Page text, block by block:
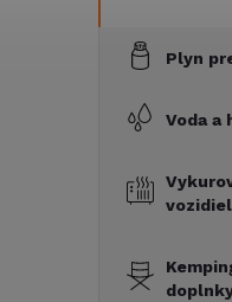
Plyn
Voda a
vozidiel